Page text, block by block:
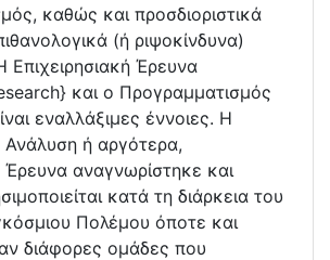
καθώς και προσδιοριστικά
(ή ριψοκίνδυνα)
Έρευνα
και ο Προγραμματισμός
εναλλάξιμες έννοιες. Η
Ανάλυση ή αργότερα,
Έρευνα αναγνωρίστηκε και
κατά τη διάρκεια του
Πολέμου όποτε και
διάφορες ομάδες που